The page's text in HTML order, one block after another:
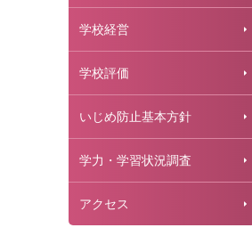
学校経営
学校評価
いじめ防止基本方針
学力・学習状況調査
アクセス